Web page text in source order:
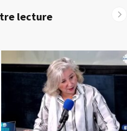
lecture